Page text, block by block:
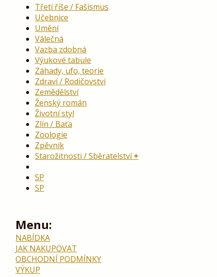
Třetí říše / Fašismus
Učebnice
Umění
Válečná
Vazba zdobná
Výukové tabule
Záhady, ufo, teorie
Zdraví / Rodičovství
Zemědělství
Ženský román
Životní styl
Zlín / Baťa
Zoologie
Zpěvník
Starožitnosti / Sběratelství
SP
SP
Menu:
NABÍDKA
JAK NAKUPOVAT
OBCHODNÍ PODMÍNKY
VÝKUP